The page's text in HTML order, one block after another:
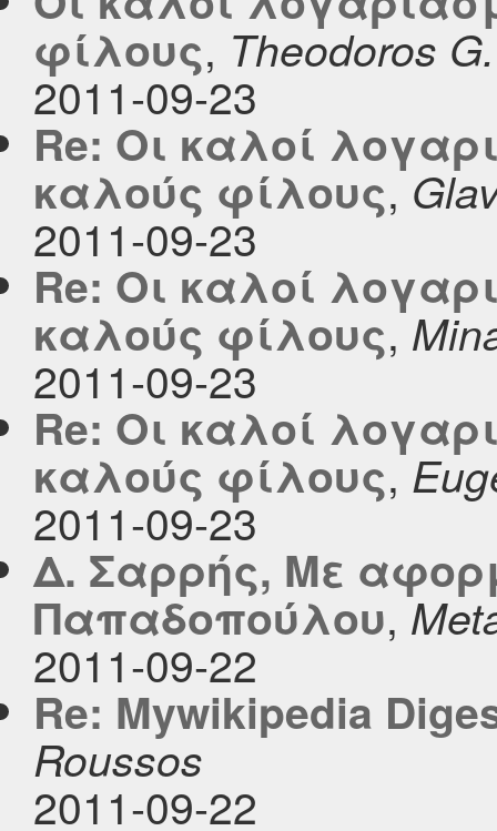
φίλους, Theodoros
2011-09-23
Re: Οι καλοί
καλούς φίλους,
2011-09-23
Re: Οι καλοί
καλούς φίλους,
2011-09-23
Re: Οι καλοί
καλούς φίλους,
2011-09-23
Δ. Σαρρής, Με
Παπαδοπούλου,
2011-09-22
Re: Mywikipedia
Roussos
2011-09-22